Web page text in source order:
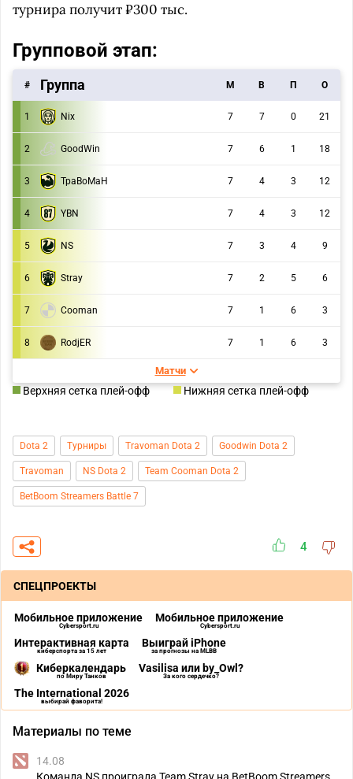
турнира получит ₽300 тыс.
Групповой этап:
# Группа M В П О
1 Nix 7 7 0 21
2 GoodWin 7 6 1 18
3 TpaBoMaH 7 4 3 12
4 YBN 7 4 3 12
5 NS 7 3 4 9
6 Stray 7 2 5 6
7 Cooman 7 1 6 3
8 RodjER 7 1 6 3
Матчи
Верхняя сетка плей-офф Нижняя сетка плей-офф
Dota 2 Турниры Travoman Dota 2 Goodwin Dota 2
Travoman NS Dota 2 Team Cooman Dota 2
BetBoom Streamers Battle 7
4
СПЕЦПРОЕКТЫ
Мобильное приложение
Cybersport.ru
Мобильное приложение
Cybersport.ru
Интерактивная карта
киберспорта за 15 лет
Выиграй iPhone
за прогнозы на MLBB
Киберкалендарь
по Миру Танков
Vasilisa или by_Owl?
За кого сердечко?
The International 2026
выбирай фаворита!
Материалы по теме
14.08